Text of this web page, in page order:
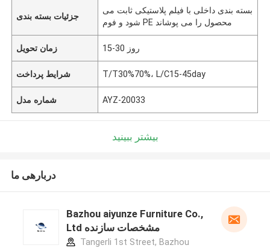
جزئیات بسته بندی
بسته بندی داخلی با فیلم پلاستیکی ثابت می
شود و فوم PE محصول را می پوشاند
زمان تحویل 15-30 روز
شرایط پرداخت T/T30%70%، L/C15-45day
شماره مدل AYZ-20033
بیشتر ببینید
دربارهی ما
Bazhou aiyunze Furniture Co.,
Ltd مشخصات سازنده
Tangerli 1st Street, Bazhou